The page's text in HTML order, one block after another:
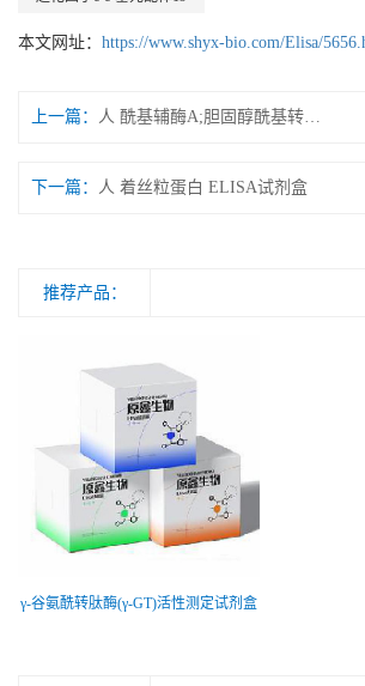
本文网址： https://www.shyx-bio.com/Elisa/
上一篇： 人 酰基辅酶A;胆固醇酰基转移酶 ELISA试剂盒
下一篇： 人 着丝粒蛋白 ELISA试剂盒
推荐产品：
γ-谷氨酰转肽酶(γ-GT)活性测定试剂盒